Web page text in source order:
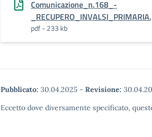
Comunicazione_n.168_-
pdf - 233 kb
Pubblicato: 30.04.2025 - Revisione:
Eccetto dove diversamente specificato,